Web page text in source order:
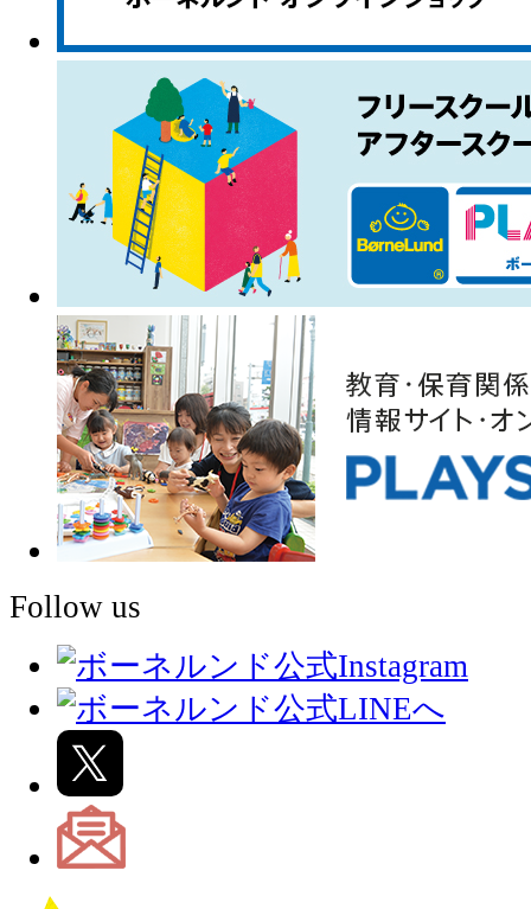
Follow us